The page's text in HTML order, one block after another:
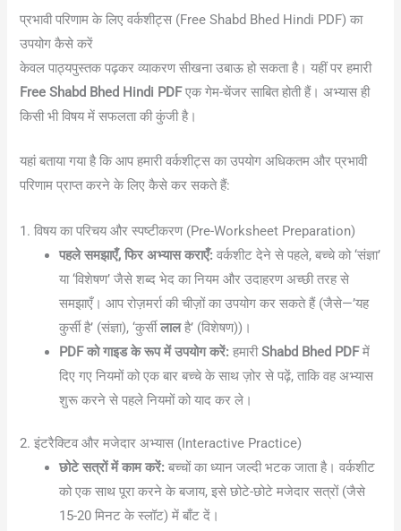
प्रभावी परिणाम के लिए वर्कशीट्स (Free Shabd Bhed Hindi PDF) का
उपयोग कैसे करें
केवल पाठ्यपुस्तक पढ़कर व्याकरण सीखना उबाऊ हो सकता है। यहीं पर हमारी
Free Shabd Bhed Hindi PDFएक गेम-चेंजर साबित होती हैं। अभ्यास ही
किसी भी विषय में सफलता की कुंजी है।
यहां बताया गया है कि आप हमारी वर्कशीट्स का उपयोग अधिकतम और प्रभावी
परिणाम प्राप्त करने के लिए कैसे कर सकते हैं:
1. विषय का परिचय और स्पष्टीकरण (Pre-Worksheet Preparation)
पहले समझाएँ, फिर अभ्यास कराएँ: वर्कशीट देने से पहले, बच्चे को ‘संज्ञा’
या ‘विशेषण’ जैसे शब्द भेद का नियम और उदाहरण अच्छी तरह से
समझाएँ। आप रोज़मर्रा की चीज़ों का उपयोग कर सकते हैं (जैसे—’यह
कुर्सी है’ (संज्ञा), ‘कुर्सीलालहै’ (विशेषण))।
PDF को गाइड के रूप में उपयोग करें: हमारीShabd Bhed PDFमें
दिए गए नियमों को एक बार बच्चे के साथ ज़ोर से पढ़ें, ताकि वह अभ्यास
शुरू करने से पहले नियमों को याद कर ले।
2. इंटरैक्टिव और मजेदार अभ्यास (Interactive Practice)
छोटे सत्रों में काम करें: बच्चों का ध्यान जल्दी भटक जाता है। वर्कशीट
को एक साथ पूरा करने के बजाय, इसे छोटे-छोटे मजेदार सत्रों (जैसे
15-20 मिनट के स्लॉट) में बाँट दें।